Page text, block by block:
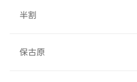
半割
保古原